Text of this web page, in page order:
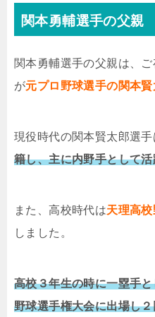
関本勇輔選手の父親
関本勇輔選手の父親は、
が元プロ野球選手の関本
現役時代の関本賢太郎選手
籍し、主に内野手として
また、高校時代は天理高
しました。
高校３年生の時に一塁手
野球選手権大会に出場し